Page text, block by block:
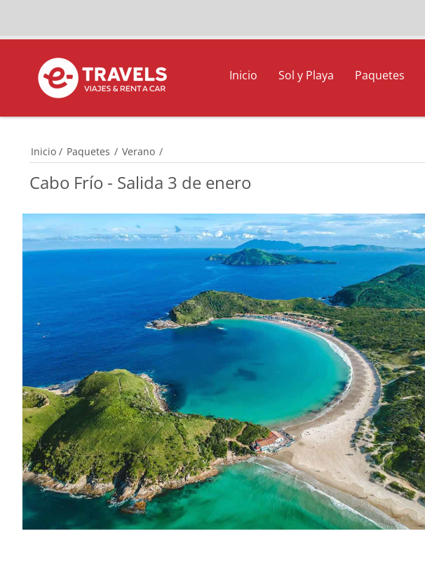
Inicio Sol y Playa Paquetes
Inicio / Paquetes / Verano /
Cabo Frío - Salida 3 de enero